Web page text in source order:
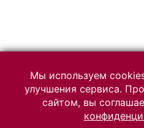
Мы используем
улучшения сервиса.
сайтом, вы